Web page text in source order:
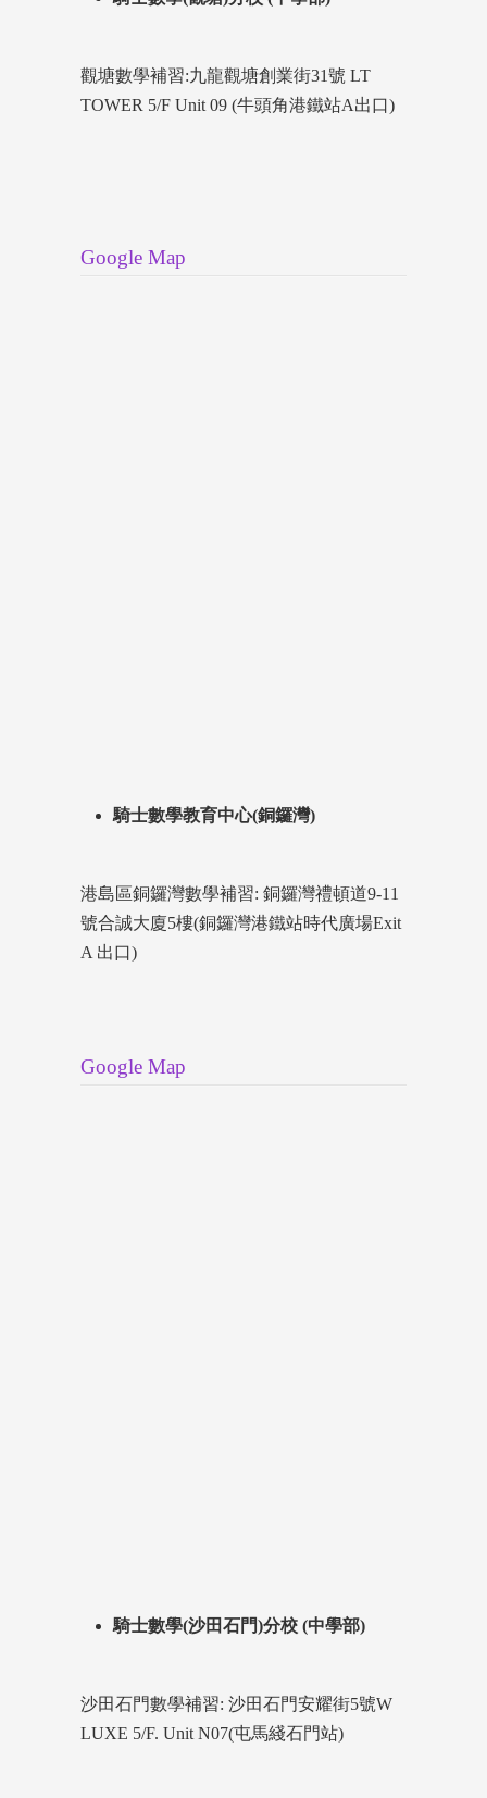
觀塘數學補習:九龍觀塘創業街31號 LT
TOWER 5/F Unit 09 (牛頭角港鐵站A出口)
Google Map
騎士數學教育中心(銅鑼灣)
港島區銅鑼灣數學補習: 銅鑼灣禮頓道9-11
號合誠大廈5樓(銅鑼灣港鐵站時代廣場Exit
A 出口)
Google Map
騎士數學(沙田石門)分校 (中學部)
沙田石門數學補習: 沙田石門安耀街5號W
LUXE 5/F. Unit N07(屯馬綫石門站)